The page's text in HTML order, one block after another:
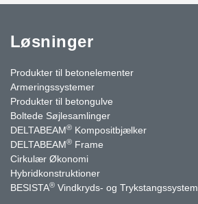
Løsninger
Produkter til betonelementer
Armeringssystemer
Produkter til betongulve
Boltede Søjlesamlinger
DELTABEAM® Kompositbjælker
DELTABEAM® Frame
Cirkulær Økonomi
Hybridkonstruktioner
BESISTA® Vindkryds- og Trykstangssystem